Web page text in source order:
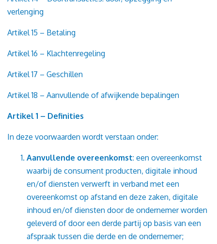
verlenging
Artikel 15 – Betaling
Artikel 16 – Klachtenregeling
Artikel 17 – Geschillen
Artikel 18 – Aanvullende of afwijkende bepalingen
Artikel 1 – Definities
In deze voorwaarden wordt verstaan onder:
Aanvullende overeenkomst: een overeenkomst
waarbij de consument producten, digitale inhoud
en/of diensten verwerft in verband met een
overeenkomst op afstand en deze zaken, digitale
inhoud en/of diensten door de ondernemer worden
geleverd of door een derde partij op basis van een
afspraak tussen die derde en de ondernemer;